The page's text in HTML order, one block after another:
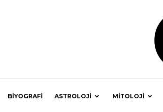
BİYOGRAFİ ASTROLOJİ MİTOLOJİ